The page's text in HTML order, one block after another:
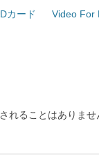
カード
Video For
れることはありませ